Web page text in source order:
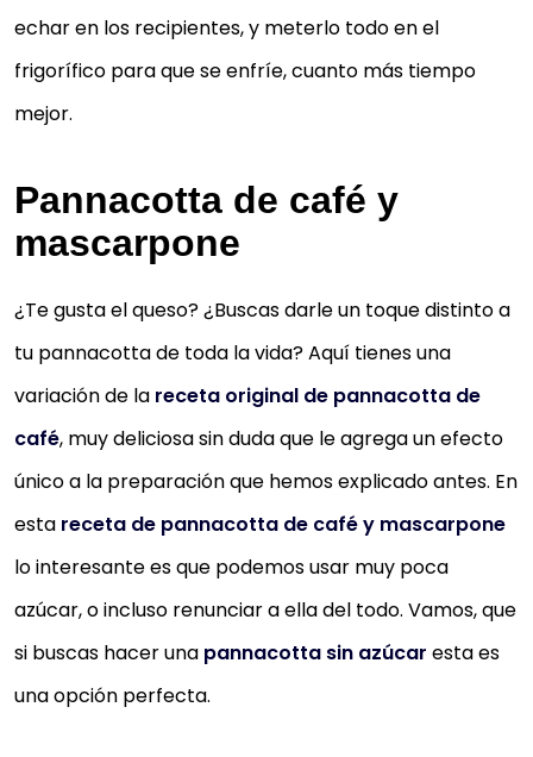
echar en los recipientes, y meterlo todo en el
frigorífico para que se enfríe, cuanto más tiempo
mejor.
Pannacotta de café y
mascarpone
¿Te gusta el queso? ¿Buscas darle un toque distinto a
tu pannacotta de toda la vida? Aquí tienes una
variación de la receta original de pannacotta de
café, muy deliciosa sin duda que le agrega un efecto
único a la preparación que hemos explicado antes. En
esta receta de pannacotta de café y mascarpone
lo interesante es que podemos usar muy poca
azúcar, o incluso renunciar a ella del todo. Vamos, que
si buscas hacer una pannacotta sin azúcar esta es
una opción perfecta.